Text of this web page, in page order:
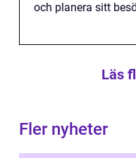
och planera sitt
Läs
Fler nyheter